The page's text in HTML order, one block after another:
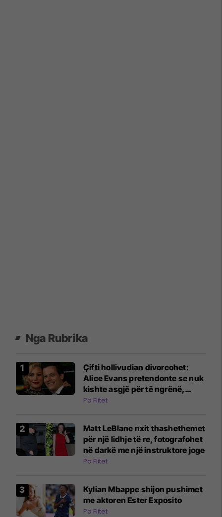
Nga Rubrika
Çifti hollivudian divorcohet:
Alice Evans pretendonte se nuk
kishte asgjë për të ngrënë,
ndërsa burri i saj bleu orë Rolex
Po Flitet
Matt LeBlanc nxit thashethemet
për një lidhje të re, fotografohet
në darkë me një instruktore joge
Po Flitet
Kylian Mbappe shijon pushimet
me aktoren Ester Exposito
Po Flitet